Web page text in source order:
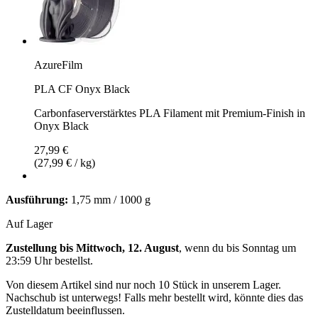
AzureFilm
PLA CF Onyx Black
Carbonfaserverstärktes PLA Filament mit Premium-Finish in
Onyx Black
27,99 €
(27,99 € / kg)
Ausführung: 1,75 mm / 1000 g
Auf Lager
Zustellung bis Mittwoch, 12. August, wenn du bis Sonntag um
23:59 Uhrbestellst.
Von diesem Artikel sind nur noch 10 Stück in unserem Lager.
Nachschub ist unterwegs! Falls mehr bestellt wird, könnte dies das
Zustelldatum beeinflussen.